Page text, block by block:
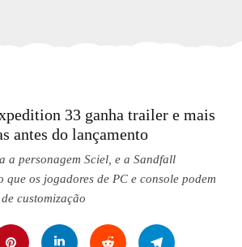
33 ganha trailer e mais
antes do lançamento
a personagem Sciel, e a Sandfall
os jogadores de PC e console podem
customização